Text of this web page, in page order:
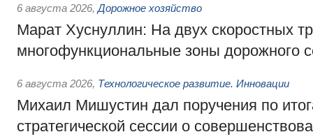
6 августа 2026, Дорожное хозяйство
Марат Хуснуллин: На двух скоростных
многофункциональные зоны дорожного
6 августа 2026, Технологическое развитие. Инновации
Михаил Мишустин дал поручения по
стратегической сессии о